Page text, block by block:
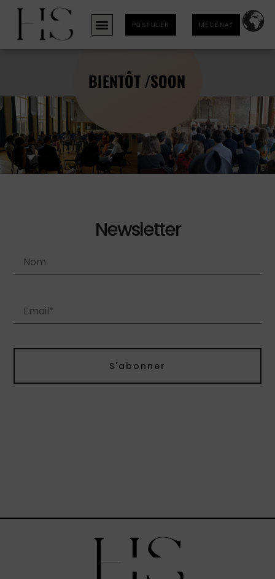
POSTULER MÉCÉNAT
BIENTÔT /SOON
Newsletter
S'abonner